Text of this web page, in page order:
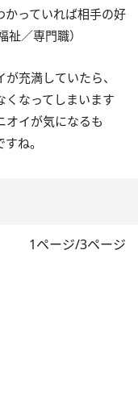
かっていれば相手の好
／専門職）
充満していたら、
くなってしまいます
オイが気になるも
ね。
1ページ/3ページ